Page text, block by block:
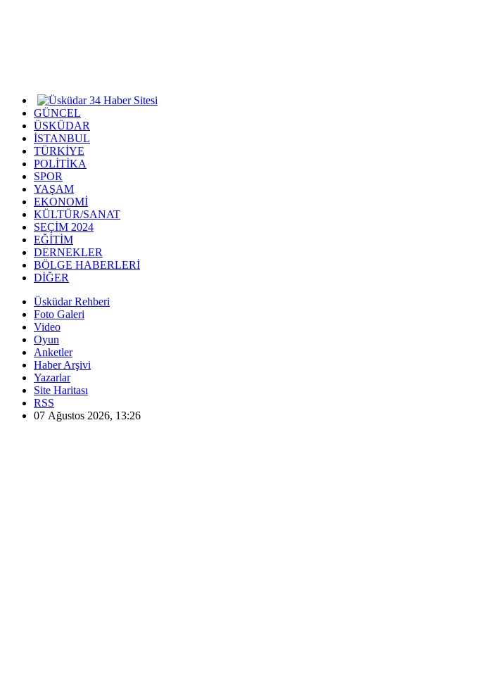
GÜNCEL
ÜSKÜDAR
İSTANBUL
TÜRKİYE
POLİTİKA
SPOR
YAŞAM
EKONOMİ
KÜLTÜR/SANAT
SEÇİM 2024
EĞİTİM
DERNEKLER
BÖLGE HABERLERİ
DİĞER
Üsküdar Rehberi
Foto Galeri
Video
Oyun
Anketler
Haber Arşivi
Yazarlar
Site Haritası
RSS
07 Ağustos 2026, 13:26